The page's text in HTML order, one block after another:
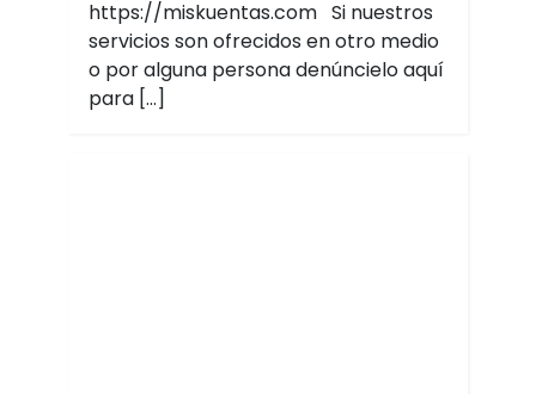
https://miskuentas.com Si nuestros
servicios son ofrecidos en otro medio
o por alguna persona denúncielo aquí
para […]